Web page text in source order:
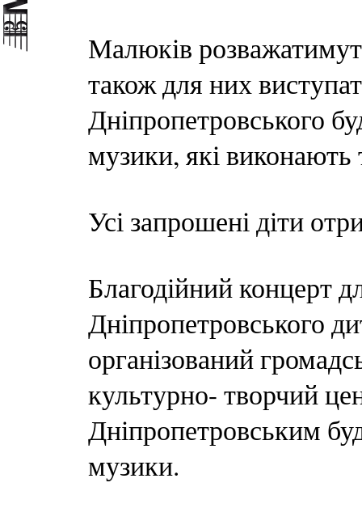
Малюків
також для них
Дніпропетровського
музики, які виконають
Усі запрошені діти
Благодійний концерт
Дніпропетровського
організований
культурно- творчий
Дніпропетровським
музики.